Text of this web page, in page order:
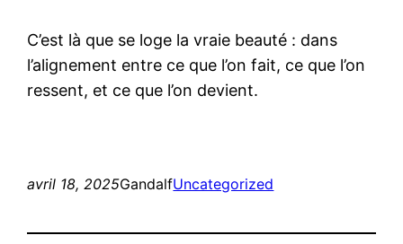
C’est là que se loge la vraie beauté : dans
l’alignement entre ce que l’on fait, ce que l’on
ressent, et ce que l’on devient.
avril 18, 2025GandalfUncategorized